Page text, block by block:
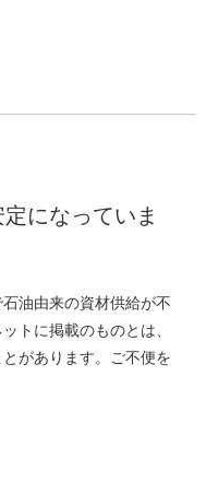
になっていま
油由来の資材供給が不
トに掲載のものとは、
があります。ご不便を